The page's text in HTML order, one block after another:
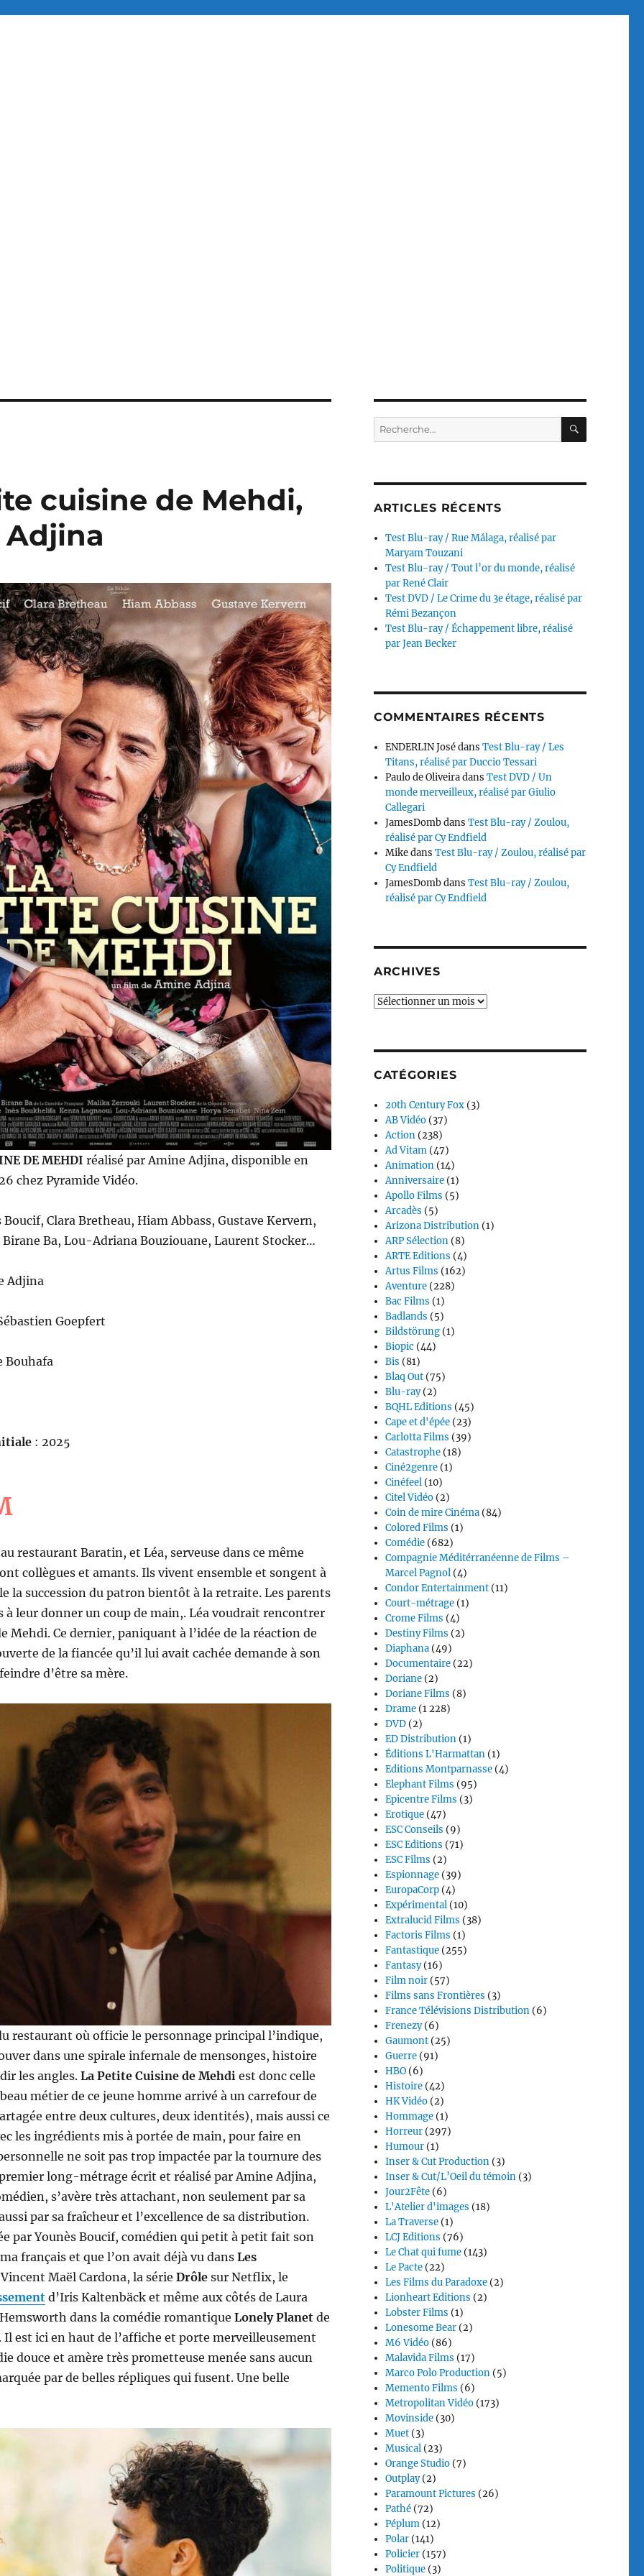
cuisine de Mehdi,
DE MEHDI réalisé par Amine Adjina, disponible en
chez Pyramide Vidéo.
Clara Bretheau, Hiam Abbass, Gustave Kervern,
Ba, Lou-Adriana Bouziouane, Laurent Stocker…
Adjina
Goepfert
Bouhafa
: 2025
restaurant Baratin, et Léa, serveuse dans ce même
collègues et amants. Ils vivent ensemble et songent à
la succession du patron bientôt à la retraite. Les parents
à leur donner un coup de main,. Léa voudrait rencontrer
Mehdi. Ce dernier, paniquant à l’idée de la réaction de
de la fiancée qu’il lui avait cachée demande à son
d’être sa mère.
restaurant où officie le personnage principal l’indique,
dans une spirale infernale de mensonges, histoire
les angles. La Petite Cuisine de Mehdiest donc celle
métier de ce jeune homme arrivé à un carrefour de
entre deux cultures, deux identités), mais aussi ce
les ingrédients mis à portée de main, pour faire en
ne soit pas trop impactée par la tournure des
long-métrage écrit et réalisé par Amine Adjina,
s’avère très attachant, non seulement par sa
par sa fraîcheur et l’excellence de sa distribution.
par Younès Boucif, comédien qui petit à petit fait son
français et que l’on avait déjà vu dans Les
Maël Cardona, la série Drôlesur Netflix, le
d’Iris Kaltenbäck et même aux côtés de Laura
dans la comédie romantique Lonely Planetde
Il est ici en haut de l’affiche et porte merveilleusement
douce et amère très prometteuse menée sans aucun
par de belles répliques qui fusent. Une belle
Recherche
pour :
ARTICLES RÉCENTS
Test Blu-ray / Rue Málaga, réalisé par
Maryam Touzani
Test Blu-ray / Tout l’or du monde, réalisé
par René Clair
Test DVD / Le Crime du 3e étage, réalisé par
Rémi Bezançon
Test Blu-ray / Échappement libre, réalisé
par Jean Becker
COMMENTAIRES RÉCENTS
ENDERLIN JosédansTest Blu-ray / Les
Titans, réalisé par Duccio Tessari
Paulo de OliveiradansTest DVD / Un
monde merveilleux, réalisé par Giulio
Callegari
JamesDombdansTest Blu-ray / Zoulou,
réalisé par Cy Endfield
MikedansTest Blu-ray / Zoulou, réalisé par
Cy Endfield
JamesDombdansTest Blu-ray / Zoulou,
réalisé par Cy Endfield
ARCHIVES
Archives
CATÉGORIES
20th Century Fox (3)
AB Vidéo (37)
Action (238)
Ad Vitam (47)
Animation (14)
Anniversaire (1)
Apollo Films (5)
Arcadès (5)
Arizona Distribution (1)
ARP Sélection (8)
ARTE Editions (4)
Artus Films (162)
Aventure (228)
Bac Films (1)
Badlands (5)
Bildstörung (1)
Biopic (44)
Bis (81)
Blaq Out (75)
Blu-ray(2)
BQHL Editions (45)
Cape et d'épée (23)
Carlotta Films (39)
Catastrophe (18)
Ciné2genre (1)
Cinéfeel (10)
Citel Vidéo (2)
Coin de mire Cinéma (84)
Colored Films (1)
Comédie (682)
Compagnie Méditérranéenne de Films –
Marcel Pagnol (4)
Condor Entertainment (11)
Court-métrage (1)
Crome Films (4)
Destiny Films (2)
Diaphana (49)
Documentaire (22)
Doriane (2)
Doriane Films (8)
Drame (1 228)
DVD (2)
ED Distribution (1)
Éditions L'Harmattan (1)
Editions Montparnasse (4)
Elephant Films (95)
Epicentre Films (3)
Erotique (47)
ESC Conseils (9)
ESC Editions (71)
ESC Films (2)
Espionnage (39)
EuropaCorp (4)
Expérimental (10)
Extralucid Films (38)
Factoris Films (1)
Fantastique (255)
Fantasy(16)
Film noir (57)
Films sans Frontières (3)
France Télévisions Distribution (6)
Frenezy(6)
Gaumont (25)
Guerre (91)
HBO (6)
Histoire (42)
HK Vidéo (2)
Hommage (1)
Horreur (297)
Humour (1)
Inser & Cut Production (3)
Inser & Cut/L’Oeil du témoin (3)
Jour2Fête (6)
L'Atelier d'images (18)
La Traverse (1)
LCJ Editions (76)
Le Chat qui fume (143)
Le Pacte (22)
Les Films du Paradoxe (2)
Lionheart Editions (2)
Lobster Films (1)
Lonesome Bear (2)
M6 Vidéo (86)
Malavida Films (17)
Marco Polo Production (5)
Memento Films (6)
Metropolitan Vidéo (173)
Movinside (30)
Muet (3)
Musical (23)
Orange Studio (7)
Outplay(2)
Paramount Pictures (26)
Pathé (72)
Péplum (12)
Polar (141)
Policier (157)
Politique (3)